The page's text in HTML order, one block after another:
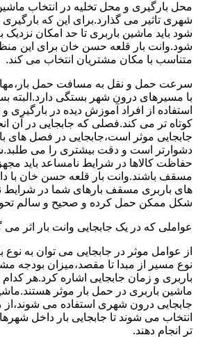
محل بارگیری و محل تخلیه در انتخاب
شهری تاثیر می گذارد.برای این که
شود باید ماشین باربری تا حد امکان
شود.وانت بار قلعه حسن خان برای این
متناسب با مکان مشتریان انتخاب می کند.
سرعت حمل و نقل به مسافت حمل
با مسیرهای درون شهر بستگی دارد.البته
استفاده از افراد آموزش دیده در بارگیری و
کوتاه تر می کند.فصلی که جابجایی در آن
جابجایی موثر است،جابجایی در فصل های
دشوارتر است و دقت بیشتری را می
حفاظت کالاها در شرایط نامساعد باید
مسقف باشند.وانت بار قلعه حسن خان با
های باربری مسقف بارهای شما در شرایط
شکل ممکن حمل کرده و صحیح و سالم
عواملی که در یک جابجایی وانت بار اثر می
از عوامل موثر در جابجایی می توان به نوع
نوع مسیر از مبدا تا مقصد،میزان بودجه
باربری و زمان جابجایی اشاره کرد.هر کدام
ماشین باربری در حمل بار موثر
جابجایی درون شهری استفاده می
انتخاب می شوند تا جابجایی بار داخل
تر انجام دهند.